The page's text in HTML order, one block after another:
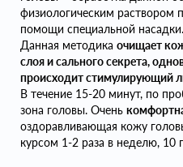
физиологическим раствором
помощи специальной насадки.
Данная методика очищает
слоя и сального секрета,
происходит стимулирующий
В течение 15-20 минут, по
зона головы. Очень
оздоравливающая кожу
курсом 1-2 раза в неделю, 10